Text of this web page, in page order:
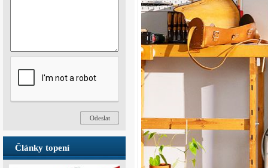
Články topení